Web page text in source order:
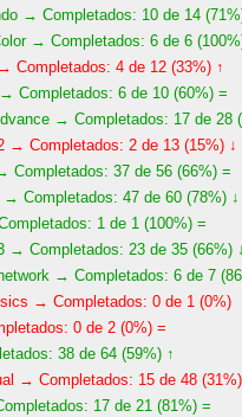
→ Completados: 10 de 14
→ Completados: 6 de 6
Completados: 4 de 12 (33%) ↑
Completados: 6 de 10 (60%) =
→ Completados: 17 de 28
→ Completados: 2 de 13 (15%) ↓
Completados: 37 de 56 (66%) =
→ Completados: 47 de 60 (78%) ↓
1 de 1 (100%) =
→ Completados: 23 de 35 (66%) ↓
→ Completados: 6 de 7
→ Completados: 0 de 1 (0%)
0 de 2 (0%) =
38 de 64 (59%) ↑
→ Completados: 15 de 48
17 de 21 (81%) =